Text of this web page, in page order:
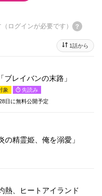
ログインが必要です）
1話から
レイバンの末路」
象
先読み
日 に無料公開予定
の精霊姫、俺を溺愛」
熱、ヒートアイランド